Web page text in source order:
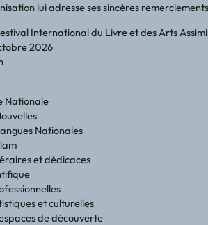
lui adresse ses sincères
International du Livre et des Arts
2026
Nationale
Nationales
et dédicaces
et culturelles
de découverte